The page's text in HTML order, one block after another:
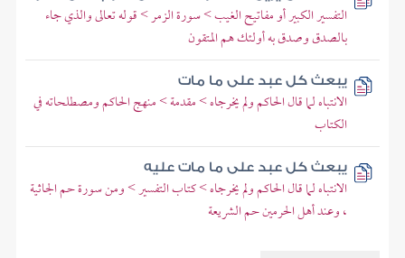
التفسير الكبير أو مفاتيح الغيب > سورة الزمر > قوله تعالى والذي جاء
بالصدق وصدق به أولئك هم المتقون
يبعث كل عبد على ما مات
الانتباه لما قال الحاكم ولم يخرجاه > مقدمة > منهج الحاكم ومصطلحاته في
الكتاب
يبعث كل عبد على ما مات عليه
الانتباه لما قال الحاكم ولم يخرجاه > كتاب التفسير > ومن سورة حم الجاثية
، وعند أهل الحرمين حم الشريعة